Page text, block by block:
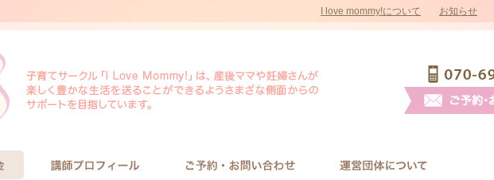
I love mommy!について お知らせ